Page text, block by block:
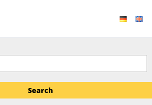
Search